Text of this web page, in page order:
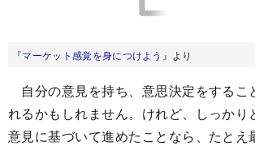
『マーケット感覚を身につけよう 』より
自分の意見を持ち、意思決定をするこ
れるかもしれません。けれど、しっかり
意見に基づいて進めたことなら、たとえ